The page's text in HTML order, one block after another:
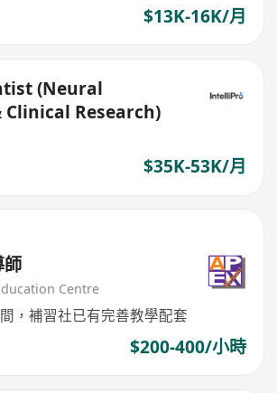
$13K-16K/月
(Neural
Clinical Research)
$35K-53K/月
師
Centre
，補習社已有完善教學配套
$200-400/小時